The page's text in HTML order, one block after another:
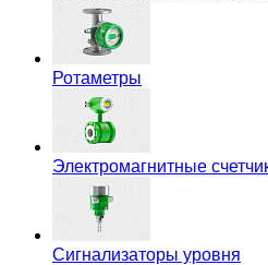
Ротаметры
Электромагнитные
Сигнализаторы уровня